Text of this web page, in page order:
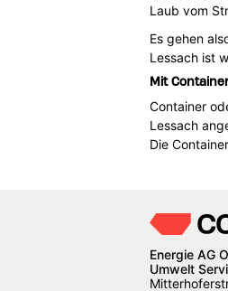
Laub vom
Es gehen
Lessach ist
Mit
Container
Lessach
Die
Energie AG
Umwelt